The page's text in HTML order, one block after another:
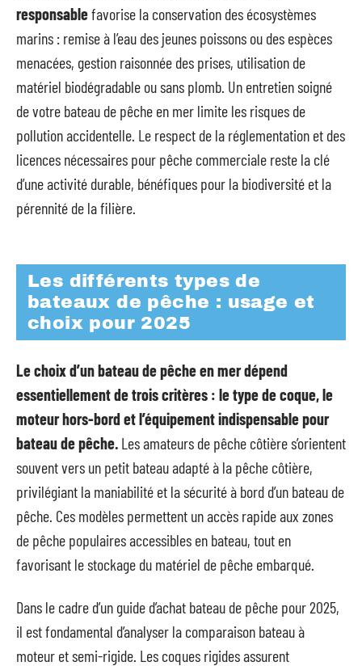
responsablefavorise la conservation des écosystèmes
marins : remise à l’eau des jeunes poissons ou des espèces
menacées, gestion raisonnée des prises, utilisation de
matériel biodégradable ou sans plomb. Un entretien soigné
de votre bateau de pêche en mer limite les risques de
pollution accidentelle. Le respect de la réglementation et des
licences nécessaires pour pêche commerciale reste la clé
d’une activité durable, bénéfiques pour la biodiversité et la
pérennité de la filière.
Les différents types de
bateaux de pêche : usage et
choix pour 2025
Le choix d’un bateau de pêche en mer dépend
essentiellement de trois critères : le type de coque, le
moteur hors-bord et l’équipement indispensable pour
bateau de pêche. Les amateurs de pêche côtière s’orientent
souvent vers un petit bateau adapté à la pêche côtière,
privilégiant la maniabilité et la sécurité à bord d’un bateau de
pêche. Ces modèles permettent un accès rapide aux zones
de pêche populaires accessibles en bateau, tout en
favorisant le stockage du matériel de pêche embarqué.
Dans le cadre d’un guide d’achat bateau de pêche pour 2025,
il est fondamental d’analyser la comparaison bateau à
moteur et semi-rigide. Les coques rigides assurent